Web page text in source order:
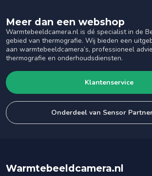
Meer dan een webshop
Warmtebeeldcamera.nl is dé specialist in de
gebied van thermografie. Wij bieden een
aan warmtebeeldcamera’s, professioneel
thermografie en onderhoudsdiensten.
Klantenservice
Onderdeel van Sensor
Warmtebeeldcamera.nl